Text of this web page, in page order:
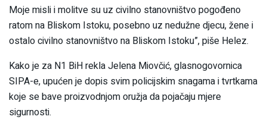
Moje misli i molitve su uz civilno stanovništvo pogođeno
ratom na Bliskom Istoku, posebno uz nedužne djecu, žene i
ostalo civilno stanovništvo na Bliskom Istoku”, piše Helez.
Kako je za N1 BiH rekla Jelena Miovčić, glasnogovornica
SIPA-e, upućen je dopis svim policijskim snagama i tvrtkama
koje se bave proizvodnjom oružja da pojačaju mjere
sigurnosti.